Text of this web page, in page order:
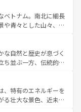
ラエティ豊かな料理
報は コンテンツ一覧を参
然美を楽しむことが
品のストリートフード
いる。夜には、韓国な
魅力を心ゆくまで味
新着の韓国情報はコンテンツ一
ベトナム。南北に細長
や青々とした山々、世
イの古い町並みやホ
物も、独特の雰囲気を
の豊かさとおいしさで
コーヒーなどは、ぜ
れてもあたたかい人々
と忘れられない旅にな
な自然と歴史が息づく
ち並ぶ一方、伝統的な
ンマイなどの山岳地
ケットやクラビの美し
とができる。タイ料理
、特有のエネルギーを
る壮大な景色、近未来